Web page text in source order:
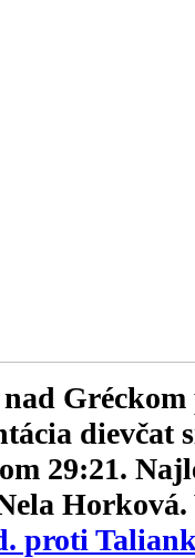
dievčat
29:21.
proti